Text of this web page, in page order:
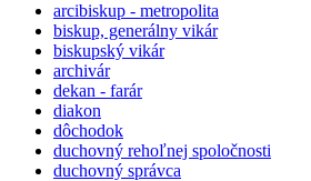
arcibiskup - metropolita
biskup, generálny vikár
biskupský vikár
archivár
dekan - farár
diakon
dôchodok
duchovný rehoľnej spoločnosti
duchovný správca